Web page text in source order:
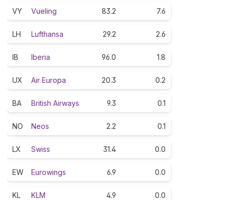
VY Vueling 83.2 7.6
LH Lufthansa 29.2 2.6
IB Iberia 96.0 1.8
UX Air Europa 20.3 0.2
BA British Airways 9.3 0.1
NO Neos 2.2 0.1
LX Swiss 31.4 0.0
EW Eurowings 6.9 0.0
KL KLM 4.9 0.0